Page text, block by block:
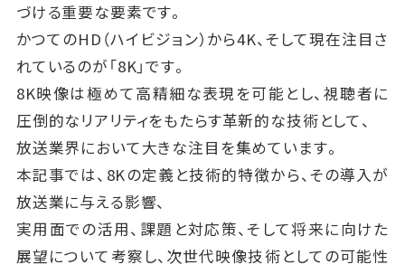
づける重要な要素です。
かつてのHD（ハイビジョン）から4K、そして現在注目さ
れているのが「8K」です。
8K映像は極めて高精細な表現を可能とし、視聴者に
圧倒的なリアリティをもたらす革新的な技術として、
放送業界において大きな注目を集めています。
本記事では、8Kの定義と技術的特徴から、その導入が
放送業に与える影響、
実用面での活用、課題と対応策、そして将来に向けた
展望について考察し、次世代映像技術としての可能性